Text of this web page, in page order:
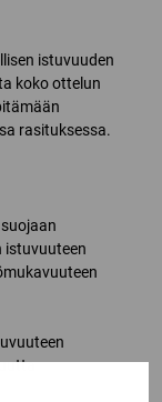
istuvuuden
koko ottelun
rasituksessa.
istuvuuteen